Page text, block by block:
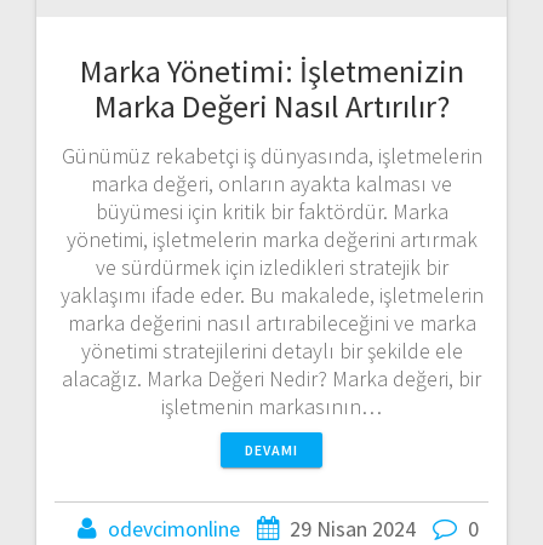
Marka Yönetimi: İşletmenizin
Marka Değeri Nasıl Artırılır?
Günümüz rekabetçi iş dünyasında, işletmelerin
marka değeri, onların ayakta kalması ve
büyümesi için kritik bir faktördür. Marka
yönetimi, işletmelerin marka değerini artırmak
ve sürdürmek için izledikleri stratejik bir
yaklaşımı ifade eder. Bu makalede, işletmelerin
marka değerini nasıl artırabileceğini ve marka
yönetimi stratejilerini detaylı bir şekilde ele
alacağız. Marka Değeri Nedir? Marka değeri, bir
işletmenin markasının…
DEVAMI
odevcimonline 29 Nisan 2024 0